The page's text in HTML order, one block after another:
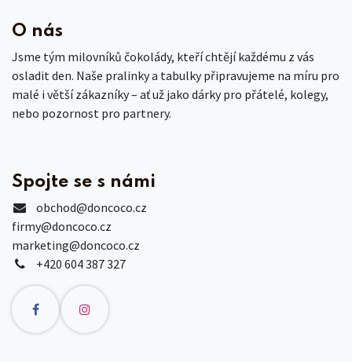
O nás
Jsme tým milovníků čokolády, kteří chtějí každému z vás
osladit den. Naše pralinky a tabulky připravujeme na míru pro
malé i větší zákazníky – ať už jako dárky pro přátelé, kolegy,
nebo pozornost pro partnery.
Spojte se s námi
obchod@doncoco.cz
firmy@doncoco.cz
marketing@doncoco.cz
+420 604 387 327